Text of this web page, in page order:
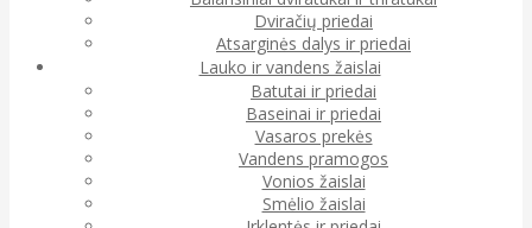
Dviračių priedai
Atsarginės dalys ir priedai
Lauko ir vandens žaislai
Batutai ir priedai
Baseinai ir priedai
Vasaros prekės
Vandens pramogos
Vonios žaislai
Smėlio žaislai